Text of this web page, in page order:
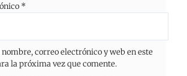
*
correo electrónico y web en este
la próxima vez que comente.